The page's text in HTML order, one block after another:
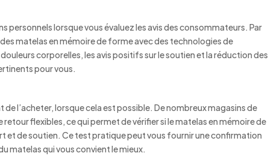
personnels lorsque vous évaluez les avis des consommateurs. Par
matelas en mémoire de forme avec des technologies de
corporelles, les avis positifs sur le soutien et la réduction des
pour vous.
l’acheter, lorsque cela est possible. De nombreux magasins de
flexibles, ce qui permet de vérifier si le matelas en mémoire de
de soutien. Ce test pratique peut vous fournir une confirmation
matelas qui vous convient le mieux.